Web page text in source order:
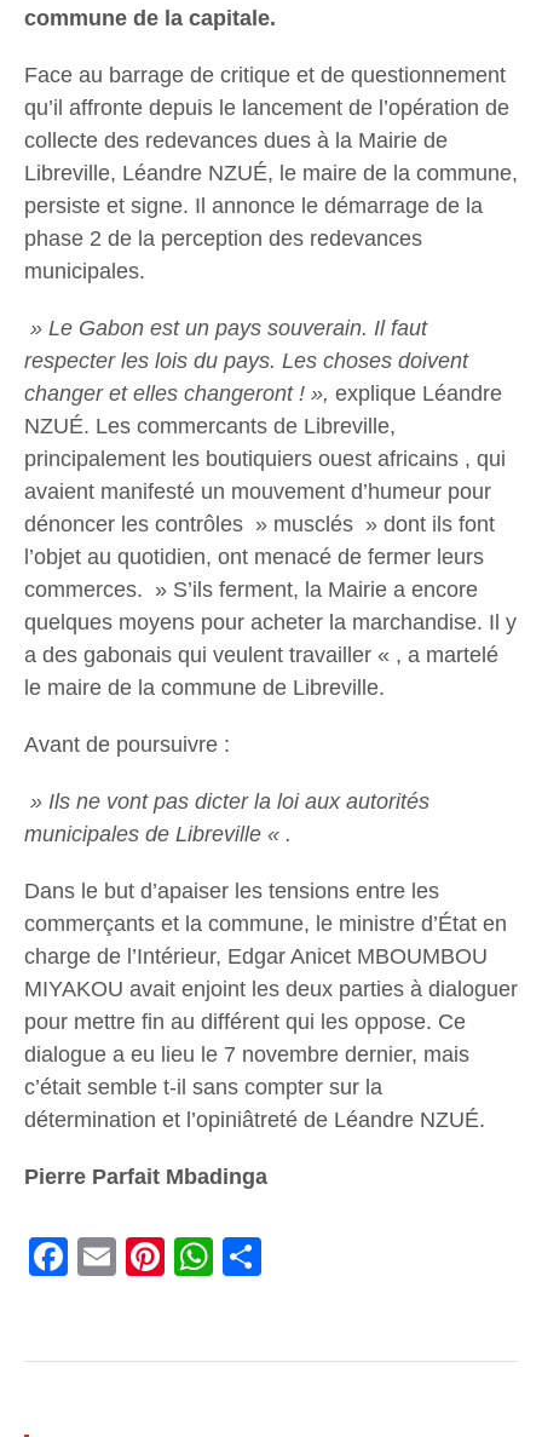
commune de la capitale.
Face au barrage de critique et de questionnement
qu’il affronte depuis le lancement de l’opération de
collecte des redevances dues à la Mairie de
Libreville, Léandre NZUÉ, le maire de la commune,
persiste et signe. Il annonce le démarrage de la
phase 2 de la perception des redevances
municipales.
» Le Gabon est un pays souverain. Il faut
respecter les lois du pays. Les choses doivent
changer et elles changeront ! », explique Léandre
NZUÉ. Les commercants de Libreville,
principalement les boutiquiers ouest africains , qui
avaient manifesté un mouvement d’humeur pour
dénoncer les contrôles » musclés » dont ils font
l’objet au quotidien, ont menacé de fermer leurs
commerces. » S’ils ferment, la Mairie a encore
quelques moyens pour acheter la marchandise. Il y
a des gabonais qui veulent travailler « , a martelé
le maire de la commune de Libreville.
Avant de poursuivre :
» Ils ne vont pas dicter la loi aux autorités
municipales de Libreville « .
Dans le but d’apaiser les tensions entre les
commerçants et la commune, le ministre d’État en
charge de l’Intérieur, Edgar Anicet MBOUMBOU
MIYAKOU avait enjoint les deux parties à dialoguer
pour mettre fin au différent qui les oppose. Ce
dialogue a eu lieu le 7 novembre dernier, mais
c’était semble t-il sans compter sur la
détermination et l’opiniâtreté de Léandre NZUÉ.
Pierre Parfait Mbadinga
Facebook
Email PinterestWhatsApp